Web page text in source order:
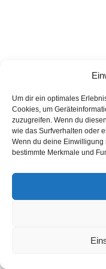
Um dir ein optimales
Cookies, um
zuzugreifen. Wenn du
wie das Surfverhalten oder
Wenn du deine Einwilligung
bestimmte Merkmale und